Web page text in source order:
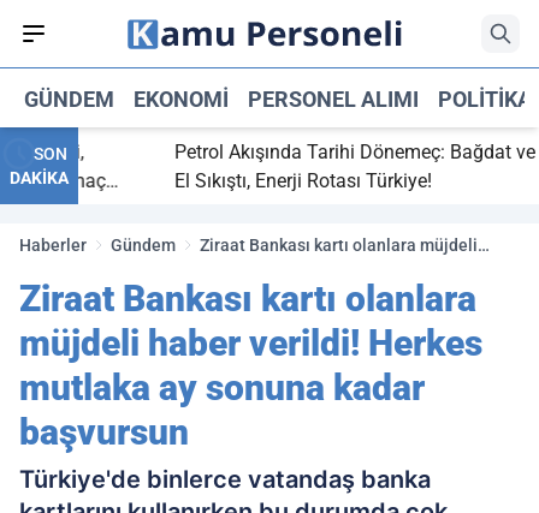
GÜNDEM EKONOMI PERSONEL ALIMI POLITIKA
SON
DAKİKA
bitti,
maç
Petrol Akışında Tarihi Dönemeç: Bağdat ve
El Sıkıştı, Enerji Rotası Türkiye!
Haberler Gündem
Ziraat Bankası kartı olanlara müjdeli
kadar başvursun
Ziraat Bankası kartı olanlara
müjdeli haber verildi! Herkes
mutlaka ay sonuna kadar
başvursun
Türkiye'de binlerce vatandaş banka